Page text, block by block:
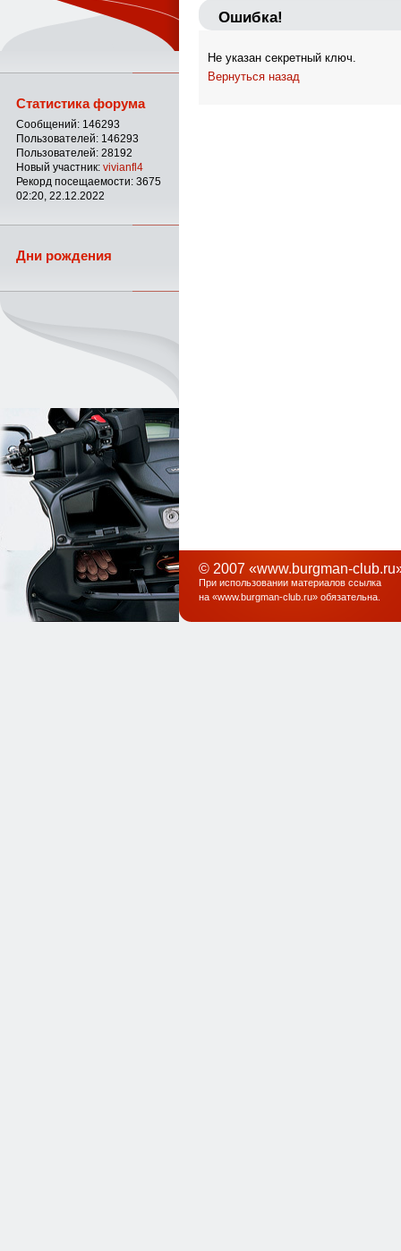
Ошибка!
Не указан секретный ключ.
Вернуться назад
Статистика форума
Сообщений: 146293
Пользователей: 146293
Пользователей: 28192
Новый участник: vivianfl4
Рекорд посещаемости: 3675
02:20, 22.12.2022
Дни рождения
© 2007 «www.burgman-
При использовании материалов ссылка
на «www.burgman-club.ru» обязательна